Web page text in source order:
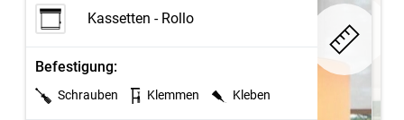
Kassetten - Rollo
Befestigung:
Schrauben Klemmen Kleben
Kassetten - Rollo
Befestigung: